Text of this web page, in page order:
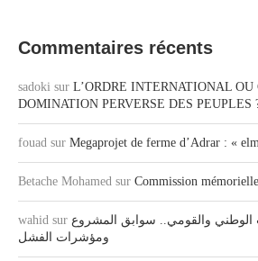
Commentaires récents
sadoki sur L’ORDRE INTERNATIONAL
DOMINATION PERVERSE DES PEUPLES
fouad sur Megaprojet de ferme d’Adrar : «
Betache Mohamed sur Commission
wahid sur الوطني والقومي.. سوابق المشروع
ومؤشرات الفشل